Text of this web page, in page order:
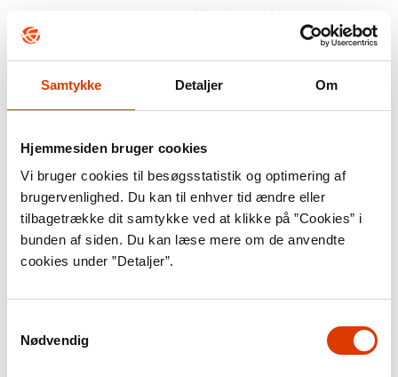
Samtykke Detaljer Om
Hjemmesiden bruger cookies
Vi bruger cookies til besøgsstatistik og optimering af
brugervenlighed. Du kan til enhver tid ændre eller
tilbagetrække dit samtykke ved at klikke på ”Cookies” i
bunden af siden. Du kan læse mere om de anvendte
cookies under ”Detaljer”.
Nødvendig
at 552.830 personer er – eller har oplevet at være –
hjemløse i 2018. 33 % af disse er familier med børn.
Skønt der er mangel på statistik på området, er der
er ingen tvivl om, at millioner af mennesker lever
som hjemløse eller under miserable forhold i
verdens udviklingslande. I disse år gennemgår
særligt Afrika en enorm urbanisering, hvor den
finde velbetalt arbejde, der kan rykke dem op i